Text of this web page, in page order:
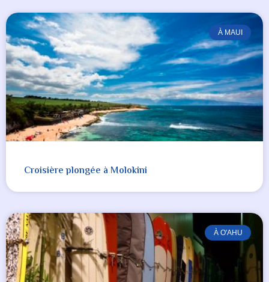
À MAUI
Croisière plongée à Molokini
À O'AHU